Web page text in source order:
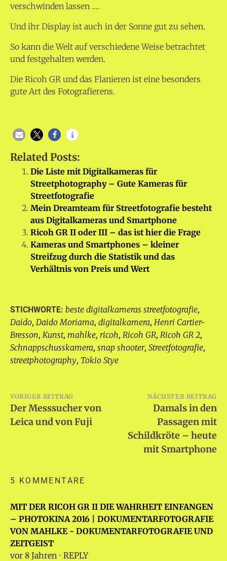
verschwinden lassen ….
Und ihr Display ist auch in der Sonne gut zu sehen.
So kann die Welt auf verschiedene Weise betrachtet
und festgehalten werden.
Die Ricoh GR und das Flanieren ist eine besonders
gute Art des Fotografierens.
Related Posts:
Die Liste mit Digitalkameras für
Streetphotography – Gute Kameras für
Streetfotografie
Mein Dreamteam für Streetfotografie besteht
aus Digitalkameras und Smartphone
Ricoh GR II oder III – das ist hier die Frage
Kameras und Smartphones – kleiner
Streifzug durch die Statistik und das
Verhältnis von Preis und Wert
STICHWORTE: beste digitalkameras streetfotografie,
Daido, Daido Moriama, digitalkamera, Henri Cartier-
Bresson, Kunst, mahlke, ricoh, Ricoh GR, Ricoh GR 2,
Schnappschusskamera, snap shooter, Streetfotografie,
streetphotography, Tokio Stye
Beitragsnavigation
VORIGER BEITRAG
Der Messsucher von
Leica und von Fuji
NÄCHSTER BEITRAG
Damals in den
Passagen mit
Schildkröte – heute
mit Smartphone
5 KOMMENTARE
MIT DER RICOH GR II DIE WAHRHEIT EINFANGEN
– PHOTOKINA 2016 | DOKUMENTARFOTOGRAFIE
VON MAHLKE - DOKUMENTARFOTOGRAFIE UND
ZEITGEIST
vor 8 Jahren ⋅ REPLY